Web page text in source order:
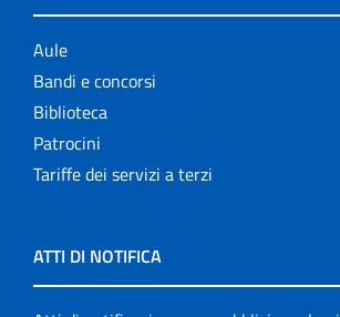
Aule
Bandi e concorsi
Biblioteca
Patrocini
Tariffe dei servizi a terzi
ATTI DI NOTIFICA